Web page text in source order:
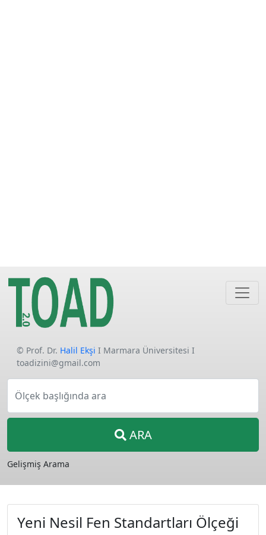
© Prof. Dr. Halil Ekşi I Marmara Üniversitesi I
toadizini@gmail.com
Ölçek başlığında ara
ARA
Gelişmiş Arama
Yeni Nesil Fen Standartları Ölçeği